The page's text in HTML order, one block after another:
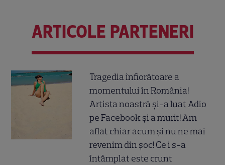
ARTICOLE PARTENERI
Tragedia înfiorătoare a
momentului în România!
Artista noastră și-a luat Adio
pe Facebook și a murit! Am
aflat chiar acum și nu ne mai
revenim din șoc! Ce i s-a
întâmplat este crunt